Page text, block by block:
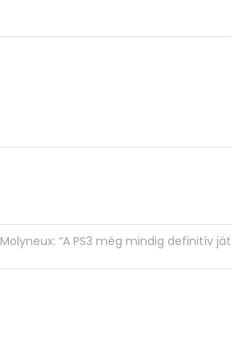
Molyneux: “A PS3 még mindig definitív